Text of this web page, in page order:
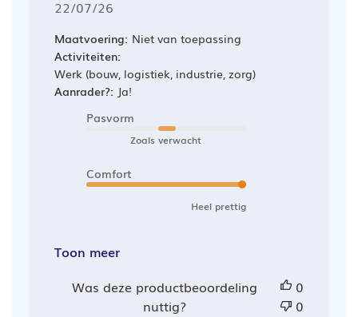
Publicatiedatum
22/07/26
Maatvoering: Niet van toepassing
Activiteiten:
Werk (bouw, logistiek, industrie, zorg)
Aanrader?: Ja!
Pasvorm
Zoals verwacht
Comfort
Heel prettig
Toon meer
Was deze productbeoordeling
nuttig?
0
0